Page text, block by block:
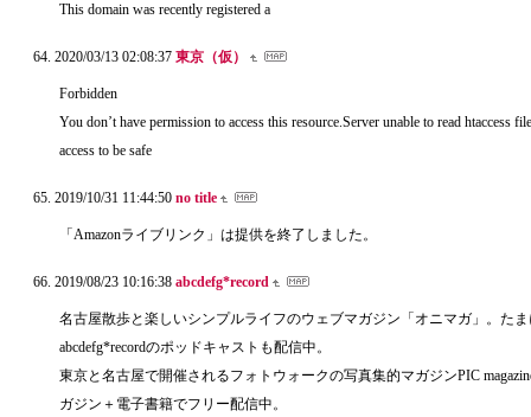
This domain was recently registered a
2020/03/13 02:08:37 東京（仮）
Forbidden
You don’t have permission to access this resource.Server unable to read htaccess
access to be safe
2019/10/31 11:44:50 no title
「Amazonライブリンク」は提供を終了しました。
2019/08/23 10:16:38 abcdefg*record
名古屋散歩と楽しいシンプルライフのウェブマガジン「オニマガ」。た
abcdefg*recordのポッドキャストも配信中。
東京と名古屋で開催されるフォトウォークの写真集的マガジンPIC
ガジン＋電子書籍でフリー配信中。